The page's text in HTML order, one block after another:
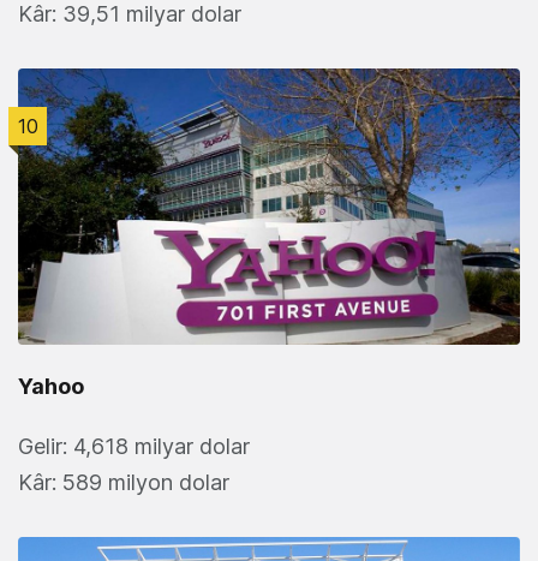
Kâr: 39,51 milyar dolar
10
Yahoo
Gelir: 4,618 milyar dolar
Kâr: 589 milyon dolar